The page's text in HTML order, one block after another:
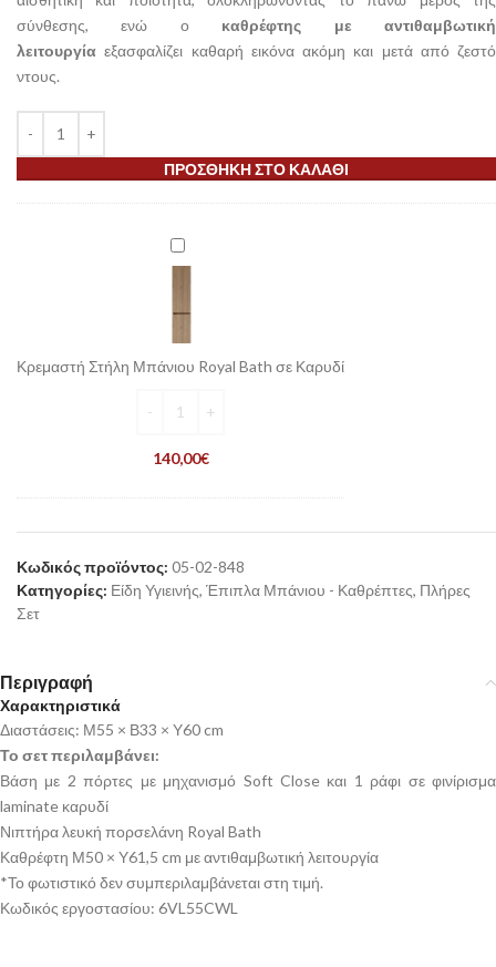
σύνθεσης, ενώ ο καθρέφτης με αντιθαμβωτική
λειτουργία εξασφαλίζει καθαρή εικόνα ακόμη και μετά από ζεστό
ντους.
ΠΡΟΣΘΉΚΗ ΣΤΟ ΚΑΛΆΘΙ
Κρεμαστή
Στήλη
Μπάνιου
Royal
Κρεμαστή Στήλη Μπάνιου Royal Bath σε Καρυδί
140,00€
Κωδικός προϊόντος: 05-02-848
Κατηγορίες: Είδη Υγιεινής, Έπιπλα Μπάνιου - Καθρέπτες, Πλήρες
Σετ
Περιγραφή
Χαρακτηριστικά
Διαστάσεις: Μ55 × Β33 × Υ60 cm
Το σετ περιλαμβάνει:
Βάση με 2 πόρτες με μηχανισμό Soft Close και 1 ράφι σε φινίρισμα
laminate καρυδί
Νιπτήρα λευκή πορσελάνη Royal Bath
Καθρέφτη Μ50 × Υ61,5 cm με αντιθαμβωτική λειτουργία
*Το φωτιστικό δεν συμπεριλαμβάνεται στη τιμή.
Κωδικός εργοστασίου: 6VL55CWL